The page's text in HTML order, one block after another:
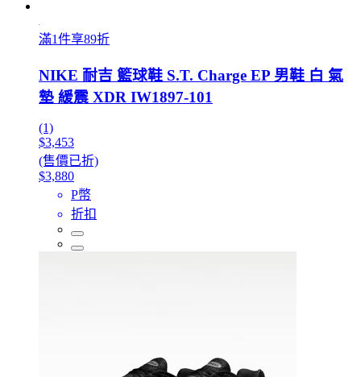
滿1件享89折
NIKE 耐吉 籃球鞋 S.T. Charge EP 男鞋 白 氣
墊 緩震 XDR IW1897-101
(1)
$3,453
(售價已折)
$3,880
P幣
折扣